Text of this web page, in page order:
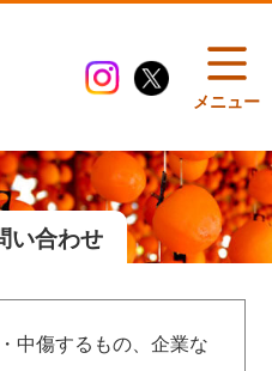
メニュー
い合わせ
中傷するもの、企業な